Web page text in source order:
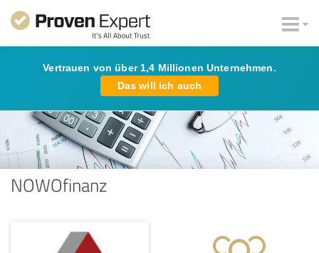
Vertrauen von über 1,4 Millionen Unternehmen.
Das will ich auch
NOWOfinanz